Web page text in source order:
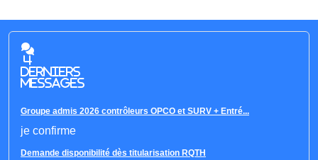
4
derniers
messages
Groupe admis 2026 contrôleurs OPCO et SURV + Entré...
je confirme
Demande disponibilité dès titularisation RQTH